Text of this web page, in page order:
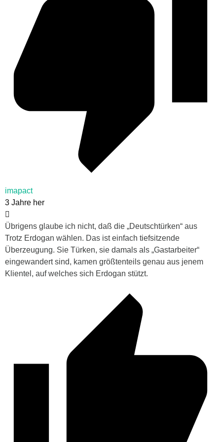
imapact
3 Jahre her
Übrigens glaube ich nicht, daß die „Deutschtürken“ aus
Trotz Erdogan wählen. Das ist einfach tiefsitzende
Überzeugung. Sie Türken, sie damals als „Gastarbeiter“
eingewandert sind, kamen größtenteils genau aus jenem
Klientel, auf welches sich Erdogan stützt.